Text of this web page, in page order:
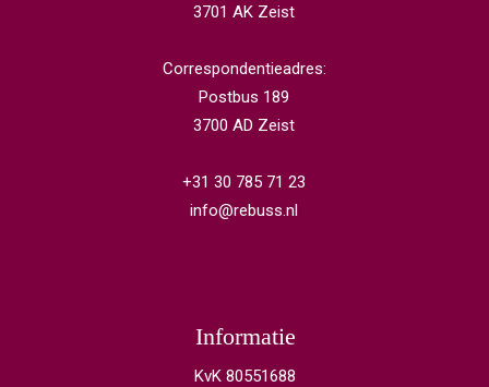
3701 AK Zeist
Correspondentieadres:
Postbus 189
3700 AD Zeist
+31 30 785 71 23
info@rebuss.nl
Informatie
KvK 80551688